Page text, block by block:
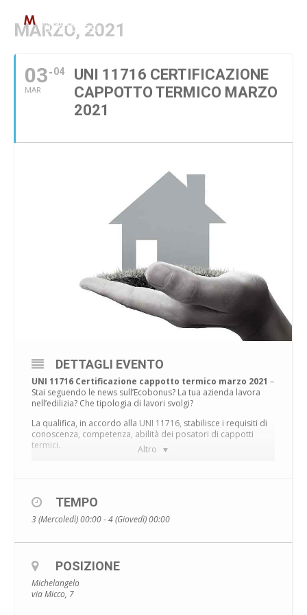
TUTTI CORSI
MARZO, 2021
03
MAR
04
UNI 11716 CERTIFICAZIONE
CAPPOTTO TERMICO MARZO
2021
Altro
DETTAGLI EVENTO
UNI 11716 Certificazione cappotto termico marzo 2021 –
Stai seguendo le news sull’Ecobonus? La tua azienda lavora
nell’edilizia? Che tipologia di lavori svolgi?
La qualifica, in accordo alla UNI 11716, stabilisce i requisiti di
conoscenza, competenza, abilità dei posatori di cappotti
termici.
TERMICO MARZO 2021?
La certificazione è rivolta a coloro che già sono posatori di
termine del quale sosterrai l’esame con l’ente di certificazione.
Il corso pertanto si rivolge a chi svolge già questo lavoro, non
a chi deve “imparare il mestiere”.
La sessione si terrà presso (disposizioni restrittive anti Covid
TEMPO
3 (Mercoledì) 00:00 - 4 (Giovedì) 00:00
POSIZIONE
Michelangelo
via Micco, 7